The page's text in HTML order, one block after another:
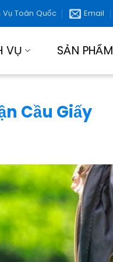
Vụ Toàn Quốc Email
VỤ SẢN PHẨM
Cầu Giấy